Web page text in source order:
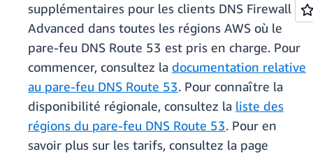
supplémentaires pour les clients DNS Firewall
Advanced dans toutes les régions AWS où le
pare-feu DNS Route 53 est pris en charge. Pour
commencer, consultez la documentation relative
au pare-feu DNS Route 53. Pour connaître la
disponibilité régionale, consultez la liste des
régions du pare-feu DNS Route 53. Pour en
savoir plus sur les tarifs, consultez la page